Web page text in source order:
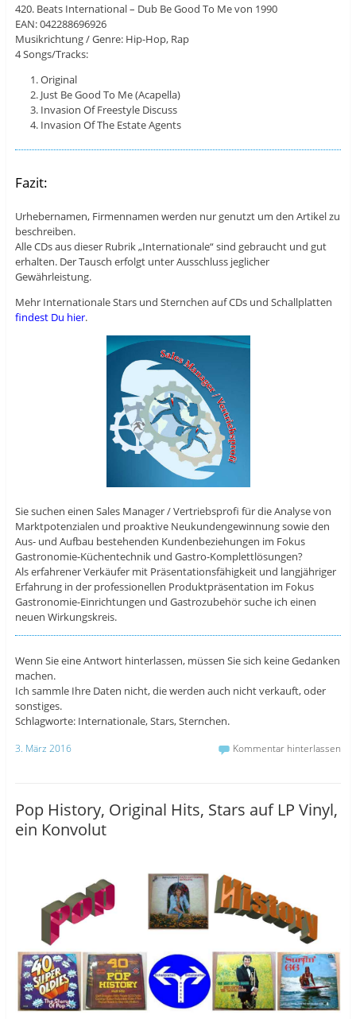
420. Beats International – Dub Be Good To Me von 1990
EAN: 042288696926
Musikrichtung / Genre: Hip-Hop, Rap
4 Songs/Tracks:
Original
Just Be Good To Me (Acapella)
Invasion Of Freestyle Discuss
Invasion Of The Estate Agents
Fazit:
Urhebernamen, Firmennamen werden nur genutzt um den Artikel zu
beschreiben.
Alle CDs aus dieser Rubrik „Internationale“ sind gebraucht und gut
erhalten. Der Tausch erfolgt unter Ausschluss jeglicher
Gewährleistung.
Mehr Internationale Stars und Sternchen auf CDs und Schallplatten
findest Du hier.
Sie suchen einen Sales Manager / Vertriebsprofi für die Analyse von
Marktpotenzialen und proaktive Neukundengewinnung sowie den
Aus- und Aufbau bestehenden Kundenbeziehungen im Fokus
Gastronomie-Küchentechnik und Gastro-Komplettlösungen?
Als erfahrener Verkäufer mit Präsentationsfähigkeit und langjähriger
Erfahrung in der professionellen Produktpräsentation im Fokus
Gastronomie-Einrichtungen und Gastrozubehör suche ich einen
neuen Wirkungskreis.
Wenn Sie eine Antwort hinterlassen, müssen Sie sich keine Gedanken
machen.
Ich sammle Ihre Daten nicht, die werden auch nicht verkauft, oder
sonstiges.
Schlagworte: Internationale, Stars, Sternchen.
3. März 2016 Kommentar hinterlassen
Pop History, Original Hits, Stars auf LP Vinyl,
ein Konvolut